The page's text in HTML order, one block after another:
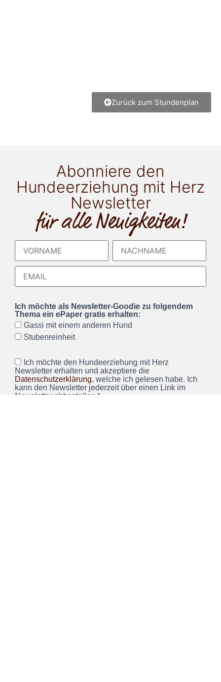
Zurück zum Stundenplan
Abonniere den
Hundeerziehung mit Herz
Newsletter
für alle Neuigkeiten!
Ich möchte als Newsletter-Goodie zu folgendem
Thema ein ePaper gratis erhalten:
Gassi mit einem anderen Hund
Stubenreinheit
Ich möchte den Hundeerziehung mit Herz
Newsletter erhalten und akzeptiere die
Datenschutzerklärung, welche ich gelesen habe. Ich
kann den Newsletter jederzeit über einen Link im
Newsletter abbestellen.*